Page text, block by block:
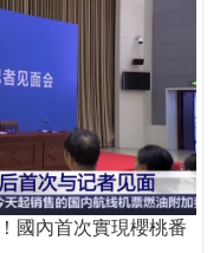
國內首次實現櫻桃番